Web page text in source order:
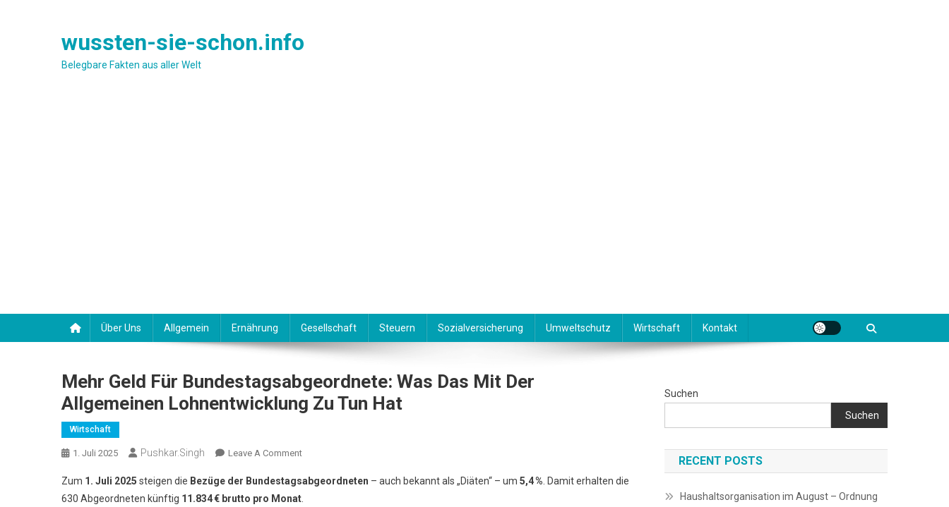
wussten-sie-schon.info
Belegbare Fakten aus aller Welt
Über Uns Allgemein Ernährung Gesellschaft Steuern Sozialversicherung Umweltschutz Wirtschaft Kontakt
Mehr Geld Für Bundestagsabgeordnete: Was Das Mit Der
Allgemeinen Lohnentwicklung Zu Tun Hat
Wirtschaft
1. Juli 2025 Pushkar.singh Leave A CommentOn
Geld
Für
Zum 1. Juli 2025 steigen die Bezüge der Bundestagsabgeordneten – auch bekannt als „Diäten“ – um 5,4% . Damit erhalten die
630 Abgeordneten künftig 11.834€ brutto pro Monat
Suchen
Suchen
RECENT POSTS
Haushaltsorganisation im August – Ordnung